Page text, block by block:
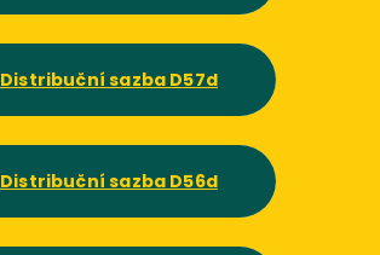
Distribuční sazba D57d
Distribuční sazba D56d